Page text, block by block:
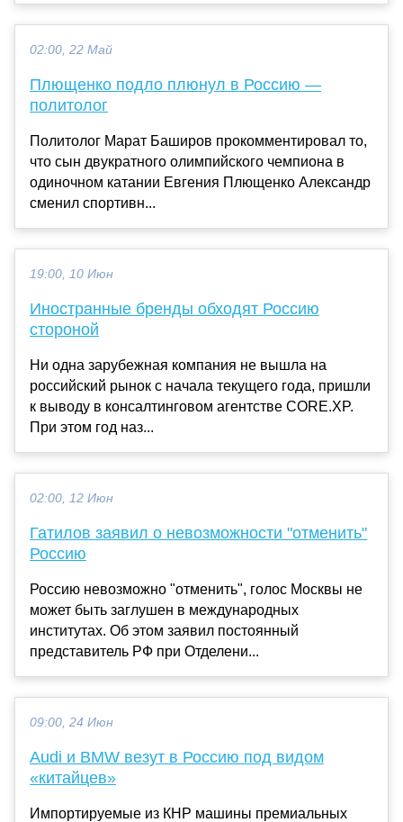
02:00, 22 Май
Плющенко подло плюнул в Россию —
политолог
Политолог Марат Баширов прокомментировал то,
что сын двукратного олимпийского чемпиона в
одиночном катании Евгения Плющенко Александр
сменил спортивн...
19:00, 10 Июн
Иностранные бренды обходят Россию
стороной
Ни одна зарубежная компания не вышла на
российский рынок с начала текущего года, пришли
к выводу в консалтинговом агентстве CORE.XP.
При этом год наз...
02:00, 12 Июн
Гатилов заявил о невозможности "отменить"
Россию
Россию невозможно "отменить", голос Москвы не
может быть заглушен в международных
институтах. Об этом заявил постоянный
представитель РФ при Отделени...
09:00, 24 Июн
Audi и BMW везут в Россию под видом
«китайцев»
Импортируемые из КНР машины премиальных